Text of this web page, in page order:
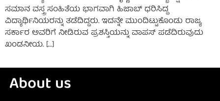
ಸಮಾನ ವಸ್ತ್ರ ಸಂಹಿತೆಯ ಭಾಗವಾಗಿ ಹಿಜಾಬ್ ಧರಿಸಿದ್ದ
ವಿದ್ಯಾರ್ಥಿನಿಯರನ್ನು ತಡೆದಿದ್ದರು. ಇದನ್ನೇ ಮುಂದಿಟ್ಟುಕೊಂಡು ರಾಜ್ಯ
ಸರ್ಕಾರ ಅವರಿಗೆ ನೀಡಿರುವ ಪ್ರಶಸ್ತಿಯನ್ನು ವಾಪಸ್‌ ಪಡೆದಿರುವುದು
ಖಂಡನೀಯ. […]
About us